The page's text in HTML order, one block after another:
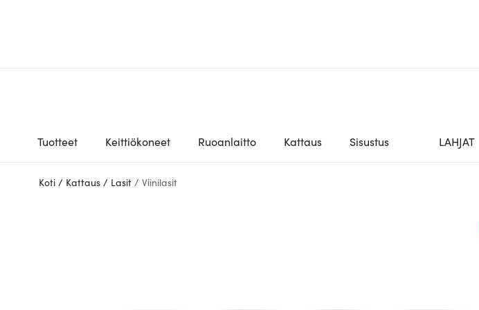
Tuotteet Keittiökoneet Ruoanlaitto Kattaus Sisustus LAHJAT
Koti / Kattaus / Lasit / Viinilasit